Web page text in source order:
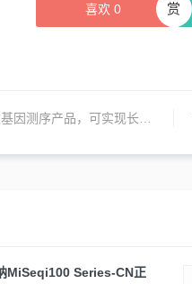
喜欢 0 赏
产品，可实现长读长和短读长测序
MiSeqi100 Series-CN正